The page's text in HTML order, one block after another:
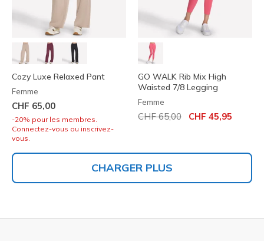
Cozy Luxe Relaxed Pant
Femme
CHF 65,00
-20% pour les membres.
Connectez-vous ou inscrivez-
vous.
GO WALK Rib Mix High
Waisted 7/8 Legging
Femme
Prix réduit de
CHF 65,00 CHF 45,95
CHARGER PLUS